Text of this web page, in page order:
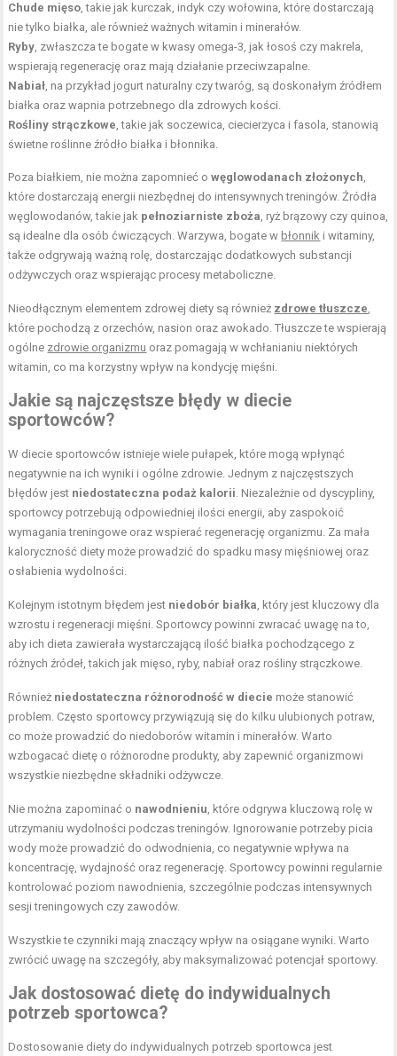
Chude mięso, takie jak kurczak, indyk czy wołowina, które dostarczają
nie tylko białka, ale również ważnych witamin i minerałów.
Ryby, zwłaszcza te bogate w kwasy omega-3, jak łosoś czy makrela,
wspierają regenerację oraz mają działanie przeciwzapalne.
Nabiał, na przykład jogurt naturalny czy twaróg, są doskonałym źródłem
białka oraz wapnia potrzebnego dla zdrowych kości.
Rośliny strączkowe, takie jak soczewica, ciecierzyca i fasola, stanowią
świetne roślinne źródło białka i błonnika.
Poza białkiem, nie można zapomnieć owęglowodanach złożonych,
które dostarczają energii niezbędnej do intensywnych treningów. Źródła
węglowodanów, takie jak pełnoziarniste zboża, ryż brązowy czy quinoa,
są idealne dla osób ćwiczących. Warzywa, bogate w błonnik i witaminy,
także odgrywają ważną rolę, dostarczając dodatkowych substancji
odżywczych oraz wspierając procesy metaboliczne.
Nieodłącznym elementem zdrowej diety są również zdrowe tłuszcze,
które pochodzą z orzechów, nasion oraz awokado. Tłuszcze te wspierają
ogólne zdrowie organizmu oraz pomagają w wchłanianiu niektórych
witamin, co ma korzystny wpływ na kondycję mięśni.
Jakie są najczęstsze błędy w diecie
sportowców?
W diecie sportowców istnieje wiele pułapek, które mogą wpłynąć
negatywnie na ich wyniki i ogólne zdrowie. Jednym z najczęstszych
błędów jest niedostateczna podaż kalorii. Niezależnie od dyscypliny,
sportowcy potrzebują odpowiedniej ilości energii, aby zaspokoić
wymagania treningowe oraz wspierać regenerację organizmu. Za mała
kaloryczność diety może prowadzić do spadku masy mięśniowej oraz
osłabienia wydolności.
Kolejnym istotnym błędem jest niedobór białka, który jest kluczowy dla
wzrostu i regeneracji mięśni. Sportowcy powinni zwracać uwagę na to,
aby ich dieta zawierała wystarczającą ilość białka pochodzącego z
różnych źródeł, takich jak mięso, ryby, nabiał oraz rośliny strączkowe.
Również niedostateczna różnorodność w diecie może stanowić
problem. Często sportowcy przywiązują się do kilku ulubionych potraw,
co może prowadzić do niedoborów witamin i minerałów. Warto
wzbogacać dietę o różnorodne produkty, aby zapewnić organizmowi
wszystkie niezbędne składniki odżywcze.
Nie można zapominać o nawodnieniu, które odgrywa kluczową rolę w
utrzymaniu wydolności podczas treningów. Ignorowanie potrzeby picia
wody może prowadzić do odwodnienia, co negatywnie wpływa na
koncentrację, wydajność oraz regenerację. Sportowcy powinni regularnie
kontrolować poziom nawodnienia, szczególnie podczas intensywnych
sesji treningowych czy zawodów.
Wszystkie te czynniki mają znaczący wpływ na osiągane wyniki. Warto
zwrócić uwagę na szczegóły, aby maksymalizować potencjał sportowy.
Jak dostosować dietę do indywidualnych
potrzeb sportowca?
Dostosowanie diety do indywidualnych potrzeb sportowca jest